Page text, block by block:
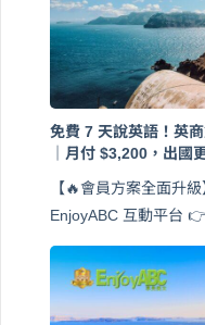
免費 7 天說英語！英
｜月付 $3,200，出國
【🔥會員方案全面升
EnjoyABC 互動平台